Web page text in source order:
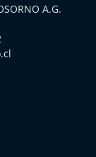
A.G.